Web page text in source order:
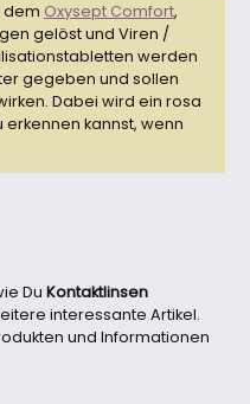
dem Oxysept Comfort,
gelöst und Viren /
werden
gegeben und sollen
Dabei wird ein rosa
kannst, wenn
Du Kontaktlinsen
interessante Artikel.
und Informationen